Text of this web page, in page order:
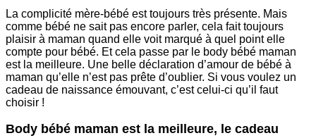
La complicité mère-bébé est toujours très présente. Mais
comme bébé ne sait pas encore parler, cela fait toujours
plaisir à maman quand elle voit marqué à quel point elle
compte pour bébé. Et cela passe par le body bébé maman
est la meilleure. Une belle déclaration d’amour de bébé à
maman qu’elle n’est pas prête d’oublier. Si vous voulez un
cadeau de naissance émouvant, c’est celui-ci qu’il faut
choisir !
Body bébé maman est la meilleure, le cadeau